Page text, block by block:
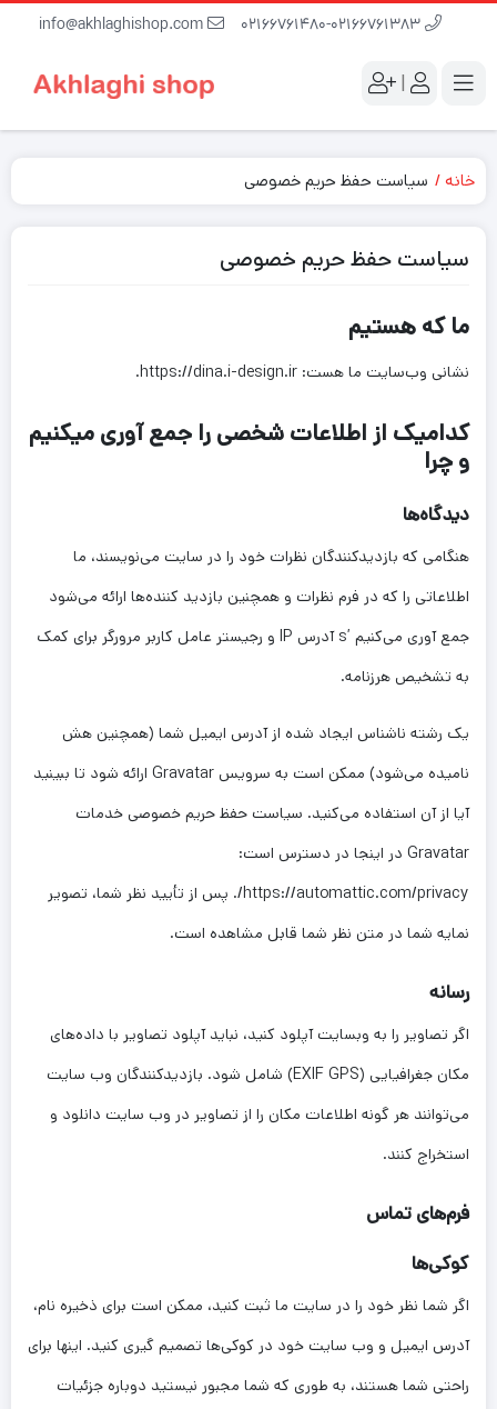
|
خانه سیاست حفظ حریم خصوصی
سیاست حفظ حریم خصوصی
ما که هستیم
نشانی وب‌سایت ما هست: https://dina.i-design.ir.
کدامیک از اطلاعات شخصی را جمع آوری میکنیم
و چرا
دیدگاه‌ها
هنگامی که بازدیدکنندگان نظرات خود را در سایت می‌نویسند، ما
اطلاعاتی را که در فرم نظرات و همچنین بازدید کننده‌ها ارائه می‌شود
جمع آوری می‌کنیم ’s آدرس IP و رجیستر عامل کاربر مرورگر برای کمک
به تشخیص هرزنامه.
یک رشته ناشناس ایجاد شده از آدرس ایمیل شما (همچنین هش
نامیده می‌شود) ممکن است به سرویس Gravatar ارائه شود تا ببینید
آیا از آن استفاده می‌کنید. سیاست حفظ حریم خصوصی خدمات
Gravatar در اینجا در دسترس است:
https://automattic.com/privacy/. پس از تأیید نظر شما، تصویر
نمایه شما در متن نظر شما قابل مشاهده است.
رسانه
اگر تصاویر را به وبسایت آپلود کنید، نباید آپلود تصاویر با داده‌های
مکان جغرافیایی (EXIF GPS) شامل شود. بازدیدکنندگان وب سایت
می‌توانند هر گونه اطلاعات مکان را از تصاویر در وب سایت دانلود و
استخراج کنند.
فرم‌های تماس
کوکی‌ها
اگر شما نظر خود را در سایت ما ثبت کنید، ممکن است برای ذخیره نام،
آدرس ایمیل و وب سایت خود در کوکی‌ها تصمیم گیری کنید. اینها برای
راحتی شما هستند، به طوری که شما مجبور نیستید دوباره جزئیات